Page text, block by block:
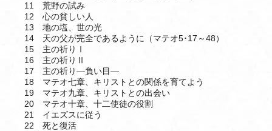
11 荒野の試み
12 心の貧しい人
13 地の塩、世の光
14 天の父が完全であるように（マテオ5･17～48）
15 主の祈りⅠ
16 主の祈りⅡ
17 主の祈り―負い目―
18 マテオ七章、キリストとの関係を育てよう
19 マテオ九章、キリストとの出会い
20 マテオ十章、十二使徒の役割
21 イエズスに従う
22 死と復活